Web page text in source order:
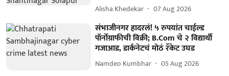
Alisha Khedekar 07 Aug 2026
संभाजीनगर हादरलं! ५ रुपयांत चाईल्ड
पॉर्नोग्राफीची विक्री; B.Com चे २ विद्यार्थी
गजाआड, डार्कनेटचं मोठं रॅकेट उघड
Namdeo Kumbhar 05 Aug 2026